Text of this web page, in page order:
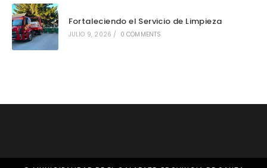
Fortaleciendo el Servicio de Limpieza
JULIO 9, 2026 / 0 COMMENTS